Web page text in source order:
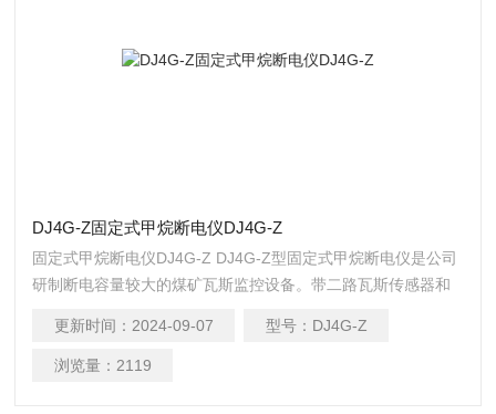
DJ4G-Z固定式甲烷断电仪DJ4G-Z
固定式甲烷断电仪DJ4G-Z DJ4G-Z型固定式甲烷断电仪是公司
研制断电容量较大的煤矿瓦斯监控设备。带二路瓦斯传感器和
电仪具有更大的用途和更高的性能价格比。DJ4G固定式甲烷断
电仪是根据《煤矿用固定式甲烷断电仪通用技术条件》的要求
更新时间： 2024-09-07 型号： DJ4G-Z
浏览量： 2119